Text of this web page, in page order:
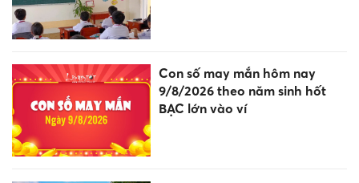
Con số may mắn hôm nay
9/8/2026 theo năm sinh hốt
BẠC lớn vào ví